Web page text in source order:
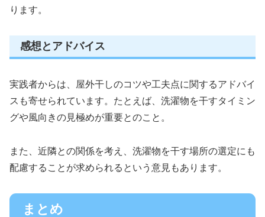
ります。
感想とアドバイス
実践者からは、屋外干しのコツや工夫点に関するアドバイ
スも寄せられています。たとえば、洗濯物を干すタイミン
グや風向きの見極めが重要とのこと。
また、近隣との関係を考え、洗濯物を干す場所の選定にも
配慮することが求められるという意見もあります。
まとめ